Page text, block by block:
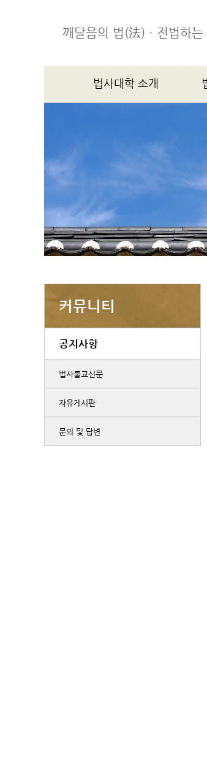
깨달음의 법(法)ㆍ전법하
법사대학 소개
찾아오시는 길
커뮤니티
공지사항
법사불교신문
자유게시판
문의 및 답변